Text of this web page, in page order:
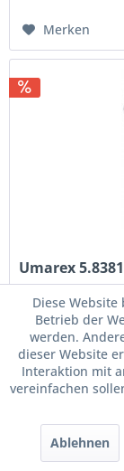
Merken
Umarex
Umarex 5.8381
BB - 5 Zoll Ein
Magnum-
Wesson 629
Inhalt1 Stück
149,00 € *
Merken
Diese
Betrieb der
werden.
dieser Website
Interaktion mit
vereinfachen
Ablehnen